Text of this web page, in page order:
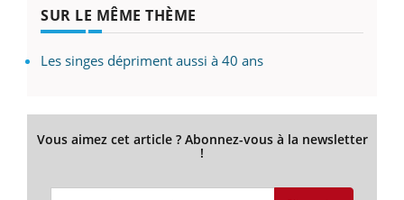
SUR LE MÊME THÈME
Les singes dépriment aussi à 40 ans
Vous aimez cet article ? Abonnez-vous à la newsletter
!